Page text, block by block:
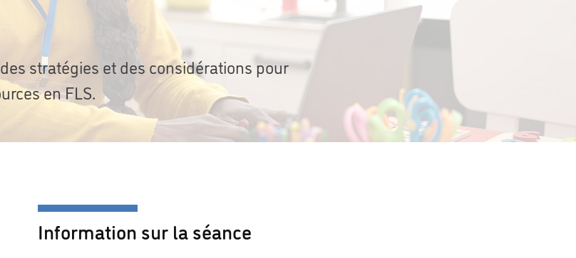
stratégies et des considérations pour
en FLS.
Information sur la séance